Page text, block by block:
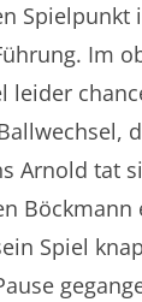
Spielpunkt
Im
leider
Arnold tat
Spiel